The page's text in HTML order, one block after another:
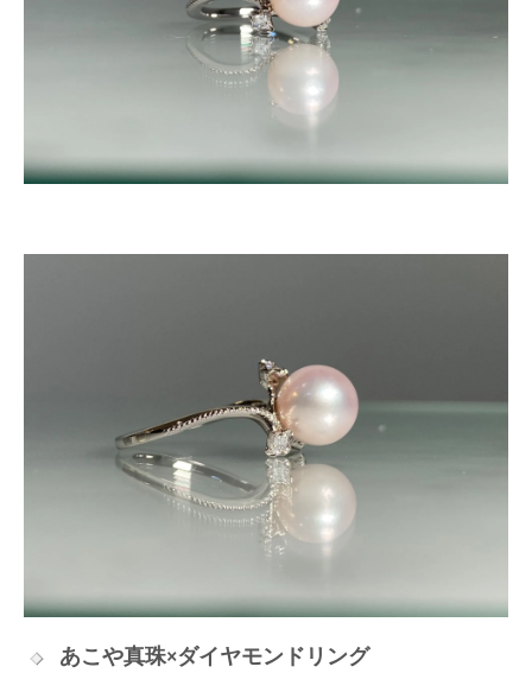
あこや真珠×ダイヤモンドリング